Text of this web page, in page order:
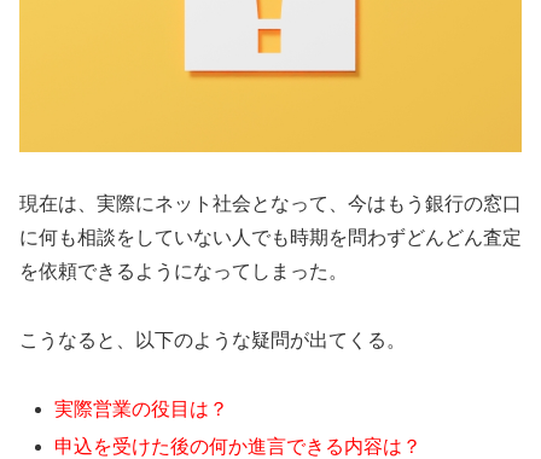
現在は、実際にネット社会となって、今はもう銀行の窓口
に何も相談をしていない人でも時期を問わずどんどん査定
を依頼できるようになってしまった。
こうなると、以下のような疑問が出てくる。
実際営業の役目は？
申込を受けた後の何か進言できる内容は？